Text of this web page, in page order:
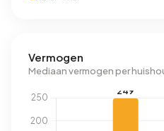
Vermogen
Mediaan vermogen per